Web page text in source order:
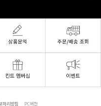
처리방침 PC버전